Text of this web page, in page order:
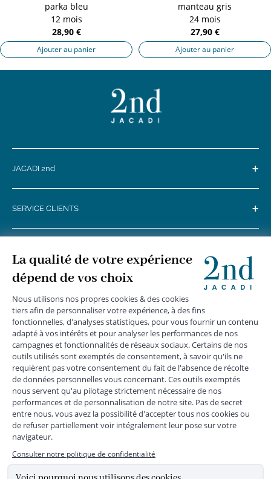
parka bleu
12 mois
28,90 €
Ajouter au panier
manteau gris
24 mois
27,90 €
Ajouter au panier
JACADI 2nd +
SERVICE CLIENTS +
MENTIONS LÉGALES
DONNÉES PERSONNELLES
*Livraison express gratuite en point relais dès 59 € et à domicile dès 150
€ vers la France Métropolitaine
Les données collectées par la société JACADI, responsable
du traitement, sont nécessaires à l'envoi de newsletters, à la
création de compte, pour le traitement, le suivi et la livraison
de votre commande, ainsi que pour le suivi de votre
adhésion au programme fidélité. Conformément au
Règlement Européen 2016/679 du 27 avril 2016 sur la
protection des données personnelles, vous bénéficiez d'un
droit d'accès, d'édiction des directives anticipées, de
limitation aux traitements de données vous concernant.